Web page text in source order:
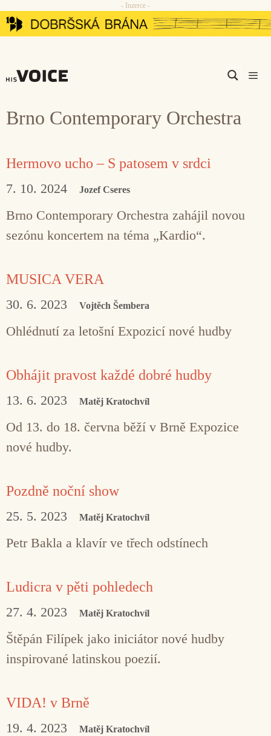
Přeskočit
na
- Inzerce -
Brno Contemporary Orchestra
Hermovo ucho – S patosem v srdci
7. 10. 2024 Jozef Cseres
Brno Contemporary Orchestra zahájil novou
sezónu koncertem na téma „Kardio“.
MUSICA VERA
30. 6. 2023 Vojtěch Šembera
Ohlédnutí za letošní Expozicí nové hudby
Obhájit pravost každé dobré hudby
13. 6. 2023 Matěj Kratochvíl
Od 13. do 18. června běží v Brně Expozice
nové hudby.
Pozdně noční show
25. 5. 2023 Matěj Kratochvíl
Petr Bakla a klavír ve třech odstínech
Ludicra v pěti pohledech
27. 4. 2023 Matěj Kratochvíl
Štěpán Filípek jako iniciátor nové hudby
inspirované latinskou poezií.
VIDA! v Brně
19. 4. 2023 Matěj Kratochvíl